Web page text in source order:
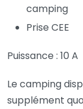
camping
Prise CEE
Puissance : 10 A
Le camping
supplément